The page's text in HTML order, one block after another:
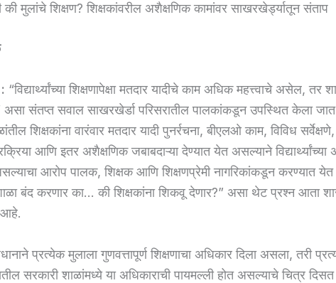
की मुलांचे शिक्षण? शिक्षकांवरील अशैक्षणिक कामांवर साखरखेर्ड्यातून संताप
“विद्यार्थ्यांच्या शिक्षणापेक्षा मतदार यादीचे काम अधिक महत्त्वाचे असेल, तर
असा संतप्त सवाल साखरखेर्डा परिसरातील पालकांकडून उपस्थित केला
शिक्षकांना वारंवार मतदार यादी पुनर्रचना, बीएलओ काम, विविध
आणि इतर अशैक्षणिक जबाबदाऱ्या देण्यात येत असल्याने विद्यार्थ्यांच्या
आरोप पालक, शिक्षक आणि शिक्षणप्रेमी नागरिकांकडून करण्यात
बंद करणार का… की शिक्षकांना शिकवू देणार?” असा थेट प्रश्न आता
आहे.
प्रत्येक मुलाला गुणवत्तापूर्ण शिक्षणाचा अधिकार दिला असला, तरी
सरकारी शाळांमध्ये या अधिकाराची पायमल्ली होत असल्याचे चित्र